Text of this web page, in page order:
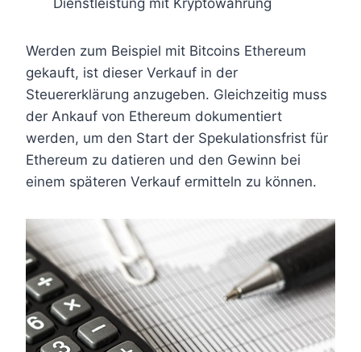
Werden zum Beispiel mit Bitcoins Ethereum
gekauft, ist dieser Verkauf in der
Steuererklärung anzugeben. Gleichzeitig muss
der Ankauf von Ethereum dokumentiert
werden, um den Start der Spekulationsfrist für
Ethereum zu datieren und den Gewinn bei
einem späteren Verkauf ermitteln zu können.